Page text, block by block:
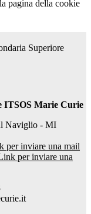
pagina della cookie
Superiore
ITSOS Marie Curie
Naviglio - MI
per inviare una mail
per inviare una